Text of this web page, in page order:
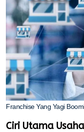
Franchise Yang Yagi
Ciri Utama